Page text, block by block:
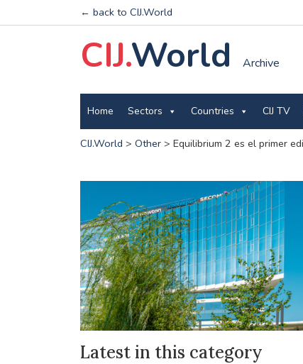
← back to CIJ.World
CIJ.World Archive
Home Sectors Countries CIJ TV
CIJ.World > Other> Equilibrium 2 es el primer
Latest in this category